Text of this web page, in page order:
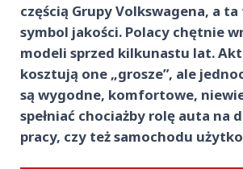
częścią Grupy Volkswagena, a
symbol jakości. Polacy chętnie
modeli sprzed kilkunastu lat.
kosztują one „grosze”, ale
są wygodne, komfortowe,
spełniać chociażby rolę auta na
pracy, czy też samochodu